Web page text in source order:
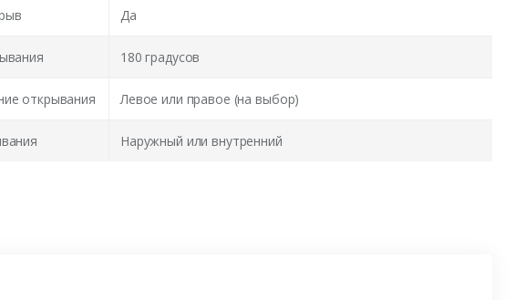
Да
180 градусов
открывания Левое или правое (на выбор)
Наружный или внутренний